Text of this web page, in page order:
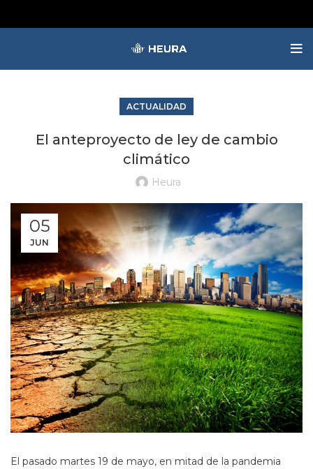
ACTUALIDAD
El anteproyecto de ley de cambio
climático
Heura
05
JUN
El pasado martes 19 de mayo, en mitad de la pandemia